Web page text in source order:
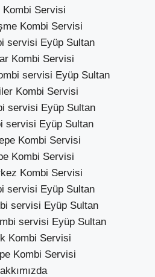
Kombi Servisi
Kombi Servisi
servisi Eyüp Sultan
Kombi Servisi
servisi Eyüp Sultan
Kombi Servisi
servisi Eyüp Sultan
servisi Eyüp Sultan
Kombi Servisi
Kombi Servisi
Kombi Servisi
servisi Eyüp Sultan
servisi Eyüp Sultan
servisi Eyüp Sultan
Kombi Servisi
Kombi Servisi